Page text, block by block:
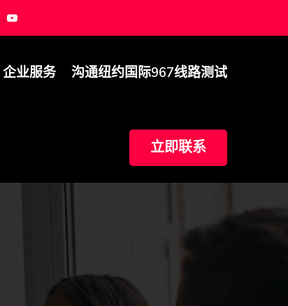
企业服务 沟通纽约国际967线路测试
立即联系